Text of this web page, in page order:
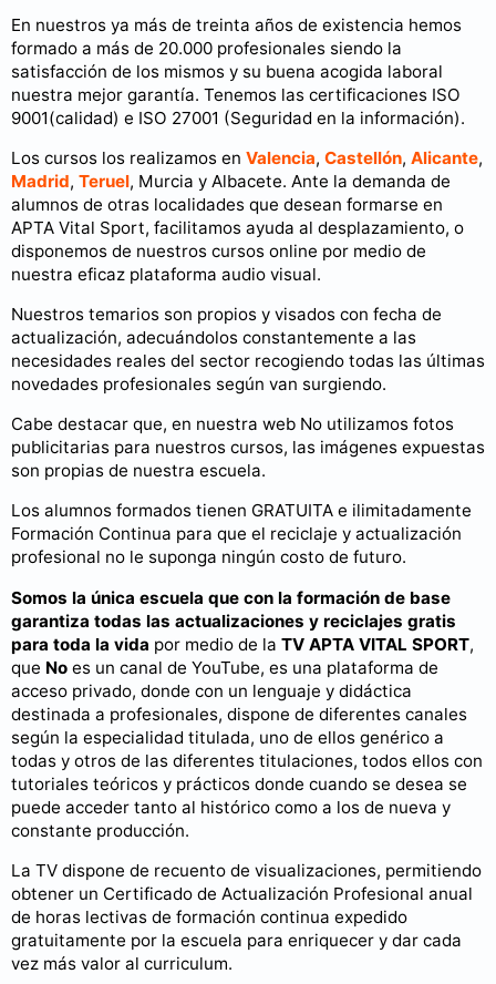
En nuestros ya más de treinta años de existencia hemos
formado a más de 20.000 profesionales siendo la
satisfacción de los mismos y su buena acogida laboral
nuestra mejor garantía. Tenemos las certificaciones ISO
9001(calidad) e ISO 27001 (Seguridad en la información).
Los cursos los realizamos en Valencia, Castellón, Alicante,
Madrid, Teruel, Murcia y Albacete. Ante la demanda de
alumnos de otras localidades que desean formarse en
APTA Vital Sport, facilitamos ayuda al desplazamiento, o
disponemos de nuestros cursos online por medio de
nuestra eficaz plataforma audio visual.
Nuestros temarios son propios y visados con fecha de
actualización, adecuándolos constantemente a las
necesidades reales del sector recogiendo todas las últimas
novedades profesionales según van surgiendo.
Cabe destacar que, en nuestra web No utilizamos fotos
publicitarias para nuestros cursos, las imágenes expuestas
son propias de nuestra escuela.
Los alumnos formados tienen GRATUITA e ilimitadamente
Formación Continua para que el reciclaje y actualización
profesional no le suponga ningún costo de futuro.
Somos la única escuela que con la formación de base
garantiza todas las actualizaciones y reciclajes gratis
para toda la vida por medio de la TV APTA VITAL SPORT,
que No es un canal de YouTube, es una plataforma de
acceso privado, donde con un lenguaje y didáctica
destinada a profesionales, dispone de diferentes canales
según la especialidad titulada, uno de ellos genérico a
todas y otros de las diferentes titulaciones, todos ellos con
tutoriales teóricos y prácticos donde cuando se desea se
puede acceder tanto al histórico como a los de nueva y
constante producción.
La TV dispone de recuento de visualizaciones, permitiendo
obtener un Certificado de Actualización Profesional anual
de horas lectivas de formación continua expedido
gratuitamente por la escuela para enriquecer y dar cada
vez más valor al curriculum.